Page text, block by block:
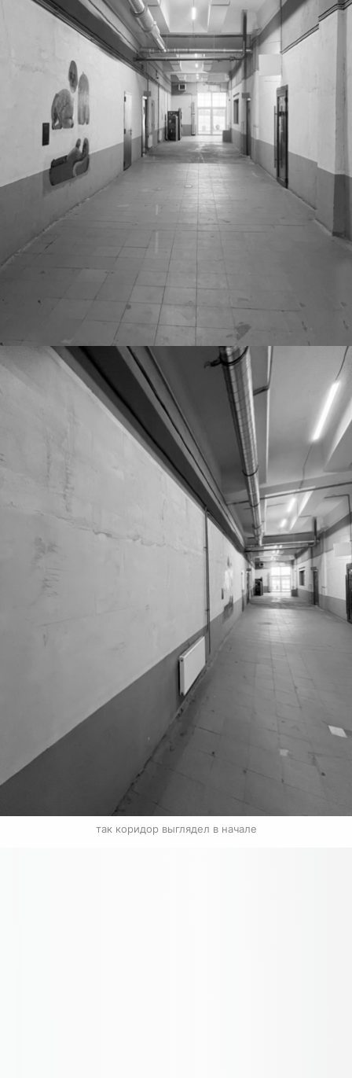
так коридор выглядел в начале